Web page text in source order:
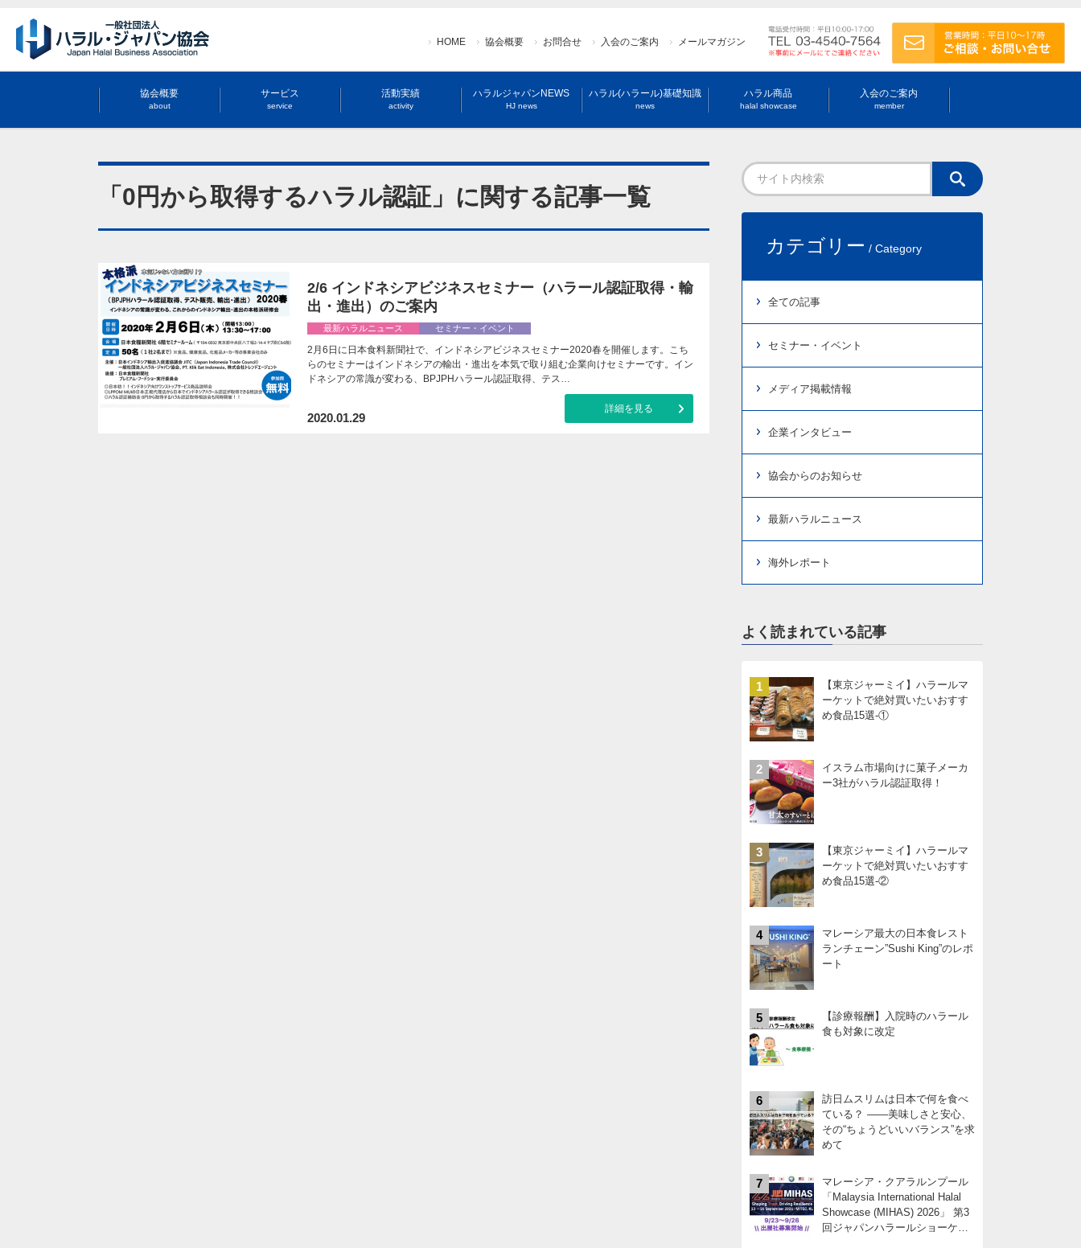
HOME 協会概要 お問合せ 入会のご案内 メールマガジン
協会概要
about
サービス
service
活動実績
activity
ハラルジャパンNEWS
HJ news
ハラル(ハラール)基礎知識
news
ハラル商品
halal showcase
入会のご案内
member
「0円から取得するハラル認証」に関する記事一覧
2/6 インドネシアビジネスセミナー（ハラール認証取得・輸
出・進出）のご案内
最新ハラルニュース セミナー・イベント
2月6日に日本食料新聞社で、インドネシアビジネスセミナー2020春を開催します。こち
らのセミナーはインドネシアの輸出・進出を本気で取り組む企業向けセミナーです。イン
ドネシアの常識が変わる、BPJPHハラール認証取得、テス…
2020.01.29
詳細を見る
カテゴリー / Category
全ての記事
セミナー・イベント
メディア掲載情報
企業インタビュー
協会からのお知らせ
最新ハラルニュース
海外レポート
よく読まれている記事
1
【東京ジャーミイ】ハラールマ
ーケットで絶対買いたいおすす
め食品15選-①
2
イスラム市場向けに菓子メーカ
ー3社がハラル認証取得！
3
【東京ジャーミイ】ハラールマ
ーケットで絶対買いたいおすす
め食品15選-②
4
マレーシア最大の日本食レスト
ランチェーン”Sushi King”のレポ
ート
5
【診療報酬】入院時のハラール
食も対象に改定
6
訪日ムスリムは日本で何を食べ
ている？ ――美味しさと安心、
その“ちょうどいいバランス”を求
めて
7
マレーシア・クアラルンプール
「Malaysia International Halal
Showcase (MIHAS) 2026」 第3
回ジャパンハラールショーケー